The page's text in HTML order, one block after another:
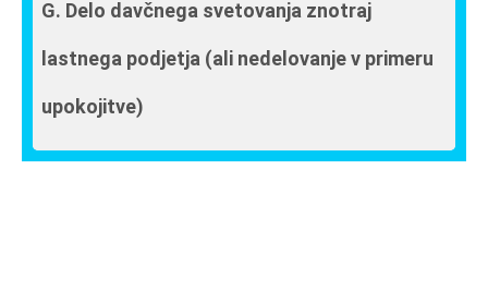
G. Delo davčnega svetovanja znotraj
lastnega podjetja (ali nedelovanje v primeru
upokojitve)